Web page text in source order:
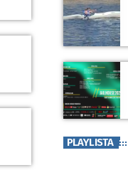
PLAYLISTA